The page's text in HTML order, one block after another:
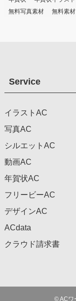
無料写真素材
無料素材
Service
イラストAC
写真AC
シルエットAC
動画AC
年賀状AC
フリービーAC
デザインAC
ACdata
クラウド請求書
©ACワ